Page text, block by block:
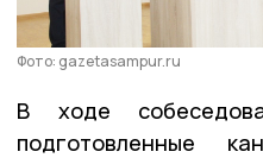
Фото: gazetasampur.ru
В ходе
подготовленные